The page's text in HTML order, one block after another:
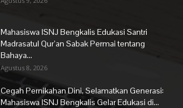
Mahasiswa ISNJ Bengkalis Edukasi Santri
Madrasatul Qur’an Sabak Permai tentang
Bahaya...
Agustus 8, 2026
Cegah Pernikahan Dini, Selamatkan Generasi:
Mahasiswa ISNJ Bengkalis Gelar Edukasi di...